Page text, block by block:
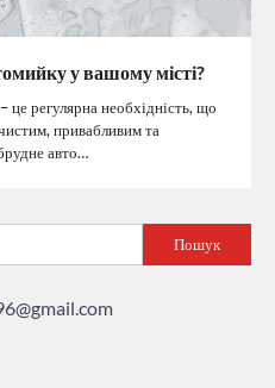
у вашому місті?
це регулярна необхідність, що
привабливим та
авто…
Пошук